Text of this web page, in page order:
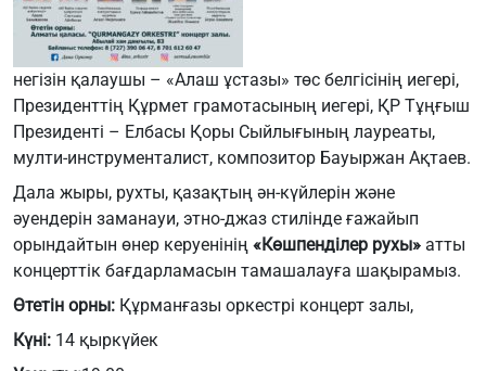
негізін қалаушы – «Алаш ұстазы» төс белгісінің иегері,
Президенттің Құрмет грамотасының иегері, ҚР Тұңғыш
Президенті – Елбасы Қоры Сыйлығының лауреаты,
мулти-инструменталист, композитор Бауыржан Ақтаев.
Дала жыры, рухты, қазақтың ән-күйлерін және
әуендерін заманауи, этно-джаз стилінде ғажайып
орындайтын өнер керуенінің «Көшпенділер рухы» атты
концерттік бағдарламасын тамашалауға шақырамыз.
Өтетін орны: Құрманғазы оркестрі концерт залы,
Күні: 14 қыркүйек